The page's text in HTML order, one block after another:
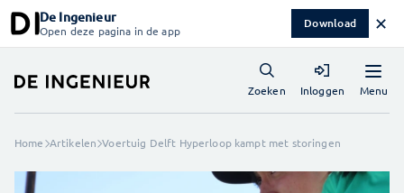
De Ingenieur
Open deze pagina in de app Download ✕
Menu
Zoeken Inloggen
Home Artikelen Voertuig Delft Hyperloop kampt met storingen